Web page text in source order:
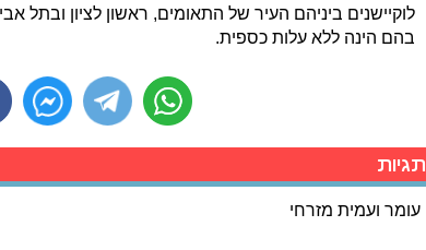
לוקיישנים ביניהם העיר של התאומים, ראשון לציון
בהם הינה ללא עלות כספית.
תגיות
עומר ועמית מזרחי